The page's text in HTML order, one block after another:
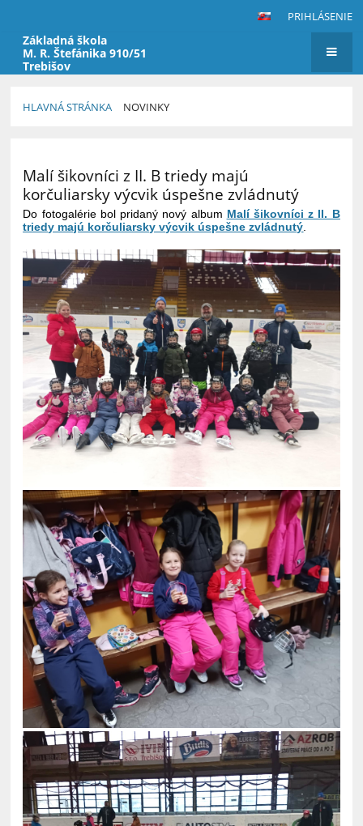
PRIHLÁSENIE
Základná škola
M. R. Štefánika 910/51
Trebišov
HLAVNÁ STRÁNKA NOVINKY
Malí šikovníci z II. B triedy majú
korčuliarsky výcvik úspešne zvládnutý
Do fotogalérie bol pridaný nový album Malí šikovníci z II. B
triedy majú korčuliarsky výcvik úspešne zvládnutý